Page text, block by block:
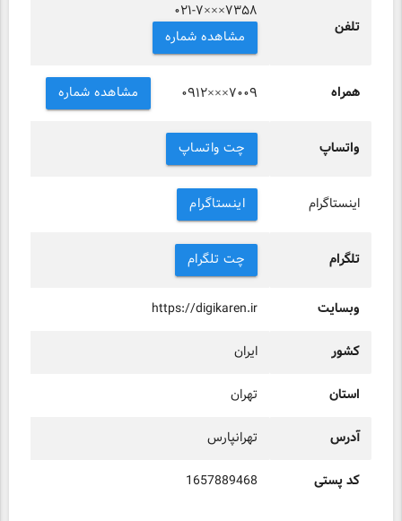
تلفن
۰۲۱-۷×××۷۳۵۸
مشاهده شماره
همراه ۰۹۱۲×××۷۰۰۹ مشاهده شماره
واتساپ چت واتساپ
اینستاگرام اینستاگرام
تلگرام چت تلگرام
وبسایت https://digikaren.ir
کشور ایران
استان تهران
آدرس تهرانپارس
کد پستی 1657889468